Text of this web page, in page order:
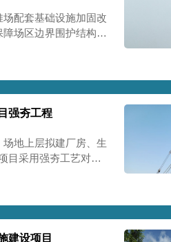
配套基础设施加固改
场区边界围护结构稳
场地土层松散、回填
强夯工程
地上层拟建厂房、生
目采用强夯工艺对地
力与均匀性，消除不
建设项目